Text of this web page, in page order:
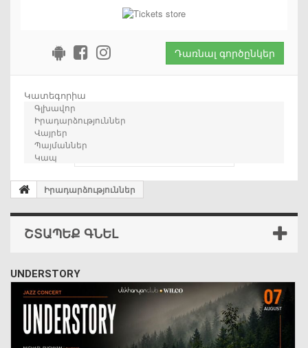
Դառնալ գործընկեր
Կատեգորիա
Գլխավոր
Իրադարձություններ
Վայրեր
Պայմաններ
Կապ
որոնում
Իրադարձություններ
ՇՏԱՊԵՔ ԳՆԵԼ
UNDERSTORY